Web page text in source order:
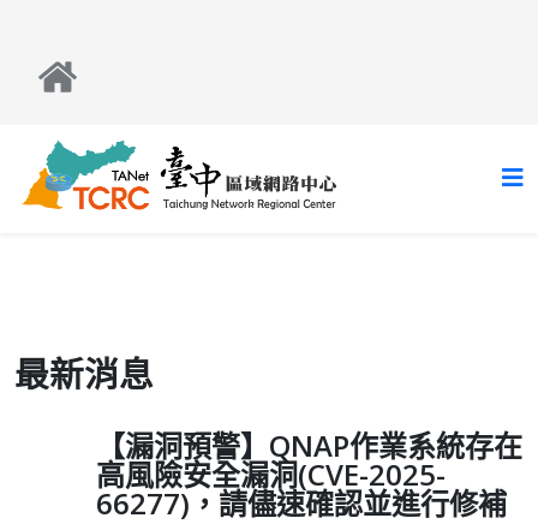
最新消息
【漏洞預警】QNAP作業系統存在
高風險安全漏洞(CVE-2025-
66277)，請儘速確認並進行修補